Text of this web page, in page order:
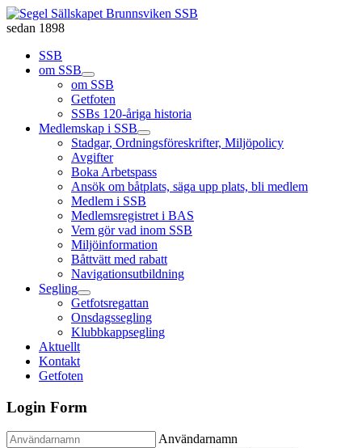
sedan 1898
SSB
om SSB
om SSB
Getfoten
SSBs 120-åriga historia
Medlemskap i SSB
Stadgar, Ordningsföreskrifter, Miljöpolicy
Avgifter
Boka Arbetspass
Ansök om båtplats, säga upp plats, bli medlem
Medlem i SSB
Medlemsregistret i BAS
Vem gör vad inom SSB
Miljöinformation
Båttvätt med rabatt
Navigationsutbildning
Segling
Getfotsregattan
Onsdagssegling
Klubbkappsegling
Aktuellt
Kontakt
Getfoten
Login Form
Användarnamn